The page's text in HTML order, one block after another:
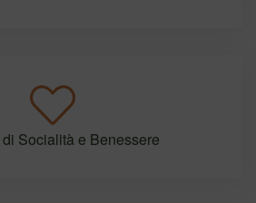
Socialità e Benessere